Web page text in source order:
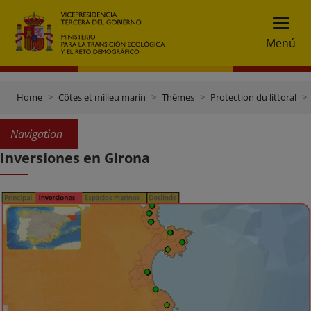
Menú
Home Côtes et milieu marin Thèmes Protection du littoral
Navigation
Inversiones en Girona